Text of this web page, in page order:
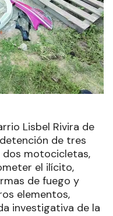
Lisbel Rivira de
de tres
dos motocicletas,
el ilícito,
de fuego y
elementos,
investigativa de la